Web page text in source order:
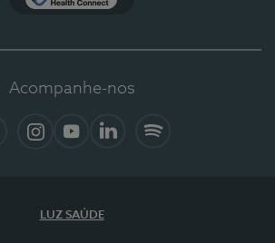
Acompanhe-nos
LUZ SAÚDE